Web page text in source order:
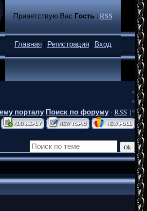
Приветствую Вас Гость|RSS
Главная | Регистрация | Вход
*
*
порталу Поиск по форуму · RSS ]*